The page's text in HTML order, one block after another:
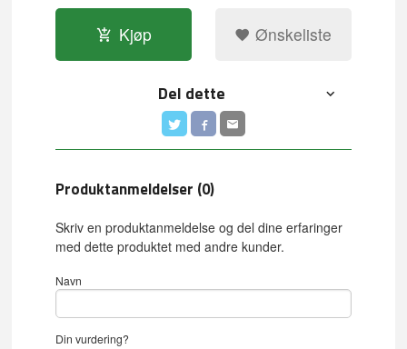
Kjøp Ønskeliste
Del dette
Produktanmeldelser (0)
Skriv en produktanmeldelse og del dine erfaringer
med dette produktet med andre kunder.
Navn
Din vurdering?